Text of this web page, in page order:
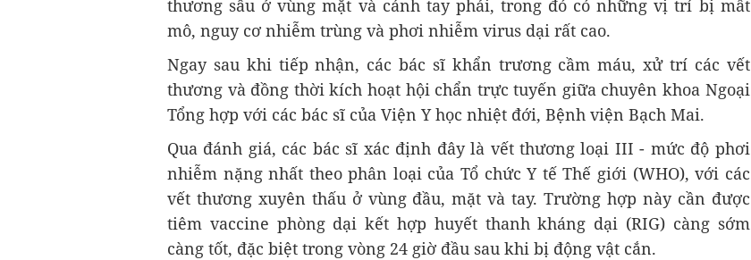
thương sâu ở vùng mặt và cánh tay phải, trong đó có những vị trí bị mất
mô, nguy cơ nhiễm trùng và phơi nhiễm virus dại rất cao.
Ngay sau khi tiếp nhận, các bác sĩ khẩn trương cầm máu, xử trí các vết
thương và đồng thời kích hoạt hội chẩn trực tuyến giữa chuyên khoa Ngoại
Tổng hợp với các bác sĩ của Viện Y học nhiệt đới, Bệnh viện Bạch Mai.
Qua đánh giá, các bác sĩ xác định đây là vết thương loại III - mức độ phơi
nhiễm nặng nhất theo phân loại của Tổ chức Y tế Thế giới (WHO), với các
vết thương xuyên thấu ở vùng đầu, mặt và tay. Trường hợp này cần được
tiêm vaccine phòng dại kết hợp huyết thanh kháng dại (RIG) càng sớm
càng tốt, đặc biệt trong vòng 24 giờ đầu sau khi bị động vật cắn.